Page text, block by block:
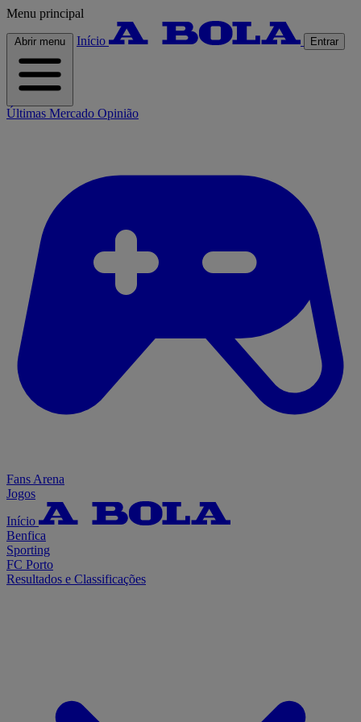
Menu principal
Abrir menu Início Entrar
Últimas Mercado Opinião
Fans Arena
Jogos
Início
Benfica
Sporting
FC Porto
Resultados e Classificações